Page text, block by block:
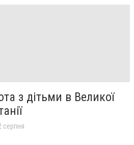
з дітьми в Великої
серпня